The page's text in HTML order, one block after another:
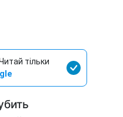
тільки